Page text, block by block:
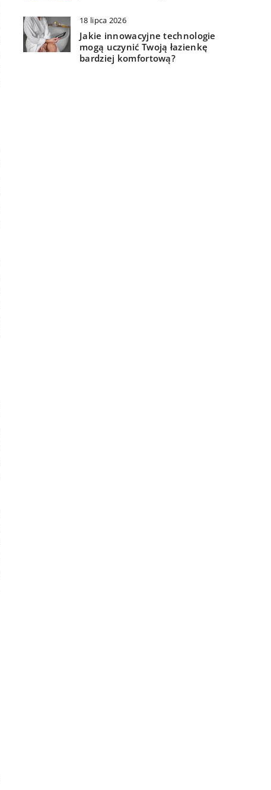
18 lipca 2026
Jakie innowacyjne technologie
mogą uczynić Twoją łazienkę
bardziej komfortową?